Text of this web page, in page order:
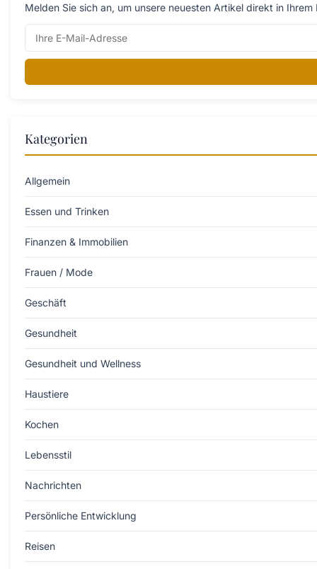
Melden Sie sich an, um unsere neuesten Artikel direkt in
Kategorien
Allgemein
Essen und Trinken
Finanzen & Immobilien
Frauen / Mode
Geschäft
Gesundheit
Gesundheit und Wellness
Haustiere
Kochen
Lebensstil
Nachrichten
Persönliche Entwicklung
Reisen